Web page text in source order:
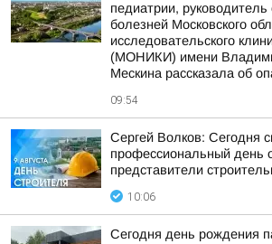
педиатрии,
болезней Московского
исследовательского
(МОНИКИ) имени
Мескина рассказала об
09:54
Сергей Волков: Сегодня
профессиональный день
представители
10:06
Сегодня день рождения